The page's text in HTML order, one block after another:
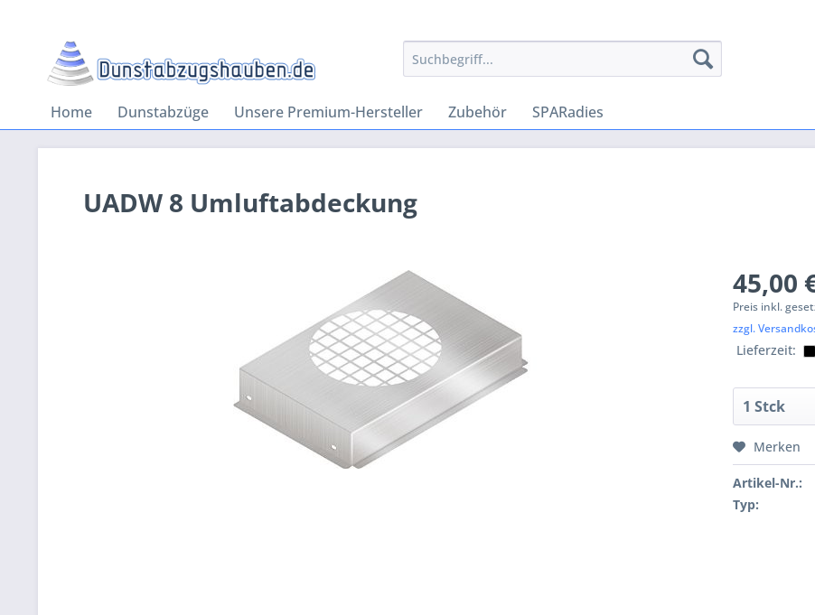
Home Dunstabzüge Unsere Premium-Hersteller Zubehör SPARadies
UADW 8 Umluftabdeckung
45,00
Preis inkl.
zzgl.
Lieferzeit:
Merken
Artikel-Nr.:
Typ: